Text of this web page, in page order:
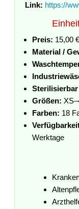
Link: https://
Preis: 15,00
Material /
Größen:
Farben: 18
Werktage